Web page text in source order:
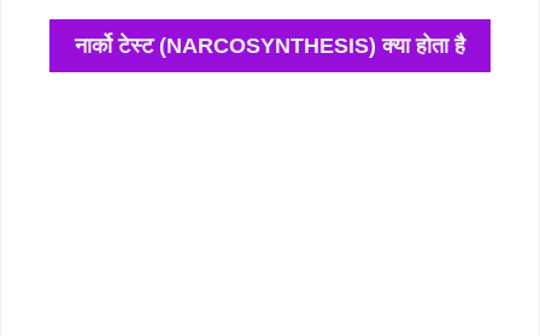
नार्को टेस्ट (NARCOSYNTHESIS) क्या होता है